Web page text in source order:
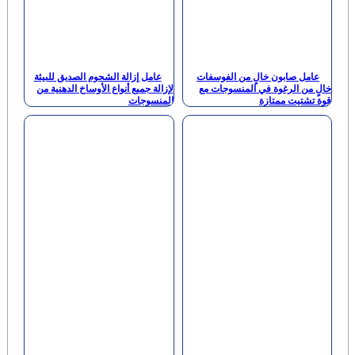
الفوسفات
مع
عامل إزالة الشحوم الصديق للبيئة
لإزالة جميع أنواع الأوساخ الدهنية من
المنسوجات